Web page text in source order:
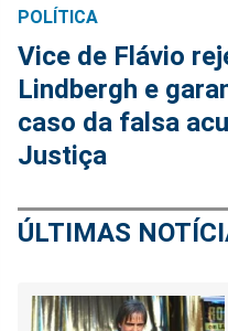
POLÍTICA
Vice de Flávio
Lindbergh e
caso da falsa
Justiça
ÚLTIMAS